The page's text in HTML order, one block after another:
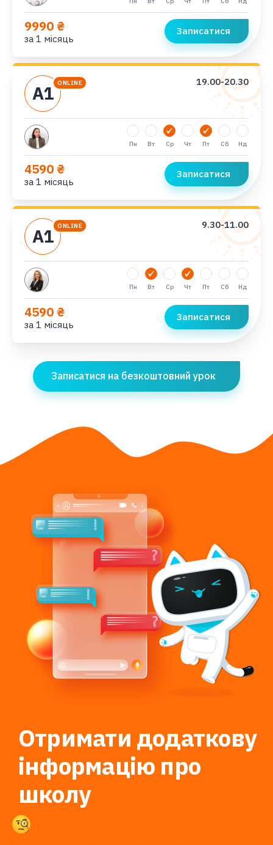
9990 ₴
за 1 місяць
Записатися
ONLINE
А1
19.00-20.30
Пн Вт Ср Чт Пт Сб Нд
4590 ₴
за 1 місяць
Записатися
ONLINE
А1
9.30-11.00
Пн Вт Ср Чт Пт Сб Нд
4590 ₴
за 1 місяць
Записатися
Записатися на безкоштовний урок
Отримати додаткову
інформацію про
школу